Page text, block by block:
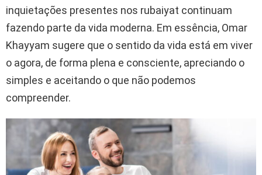
inquietações presentes nos rubaiyat continuam
fazendo parte da vida moderna. Em essência, Omar
Khayyam sugere que o sentido da vida está em viver
o agora, de forma plena e consciente, apreciando o
simples e aceitando o que não podemos
compreender.